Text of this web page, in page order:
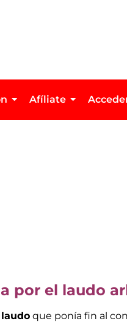
Afíliate
por el laudo
que ponía fin al